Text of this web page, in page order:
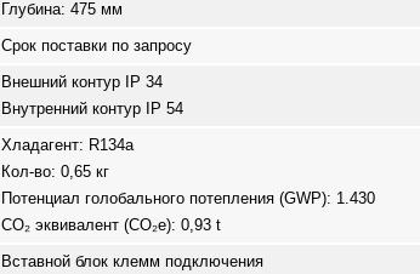
Глубина: 475 мм
Срок поставки по запросу
Внешний контур IP 34
Внутренний контур IP 54
Хладагент: R134a
Кол-во: 0,65 кг
Потенциал голобального потепления (GWP): 1.430
CO₂ эквивалент (CO₂e): 0,93 t
Вставной блок клемм подключения